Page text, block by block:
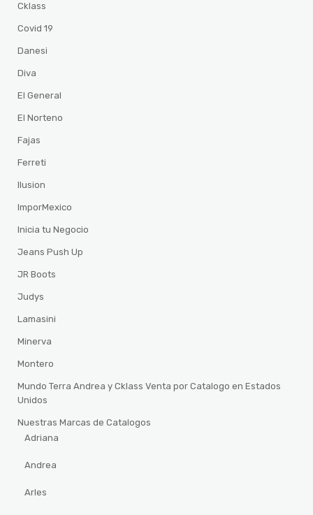
Cklass
Covid 19
Danesi
Diva
El General
El Norteno
Fajas
Ferreti
Ilusion
ImporMexico
Inicia tu Negocio
Jeans Push Up
JR Boots
Judys
Lamasini
Minerva
Montero
Mundo Terra Andrea y Cklass Venta por Catalogo en Estados
Unidos
Nuestras Marcas de Catalogos
Adriana
Andrea
Arles